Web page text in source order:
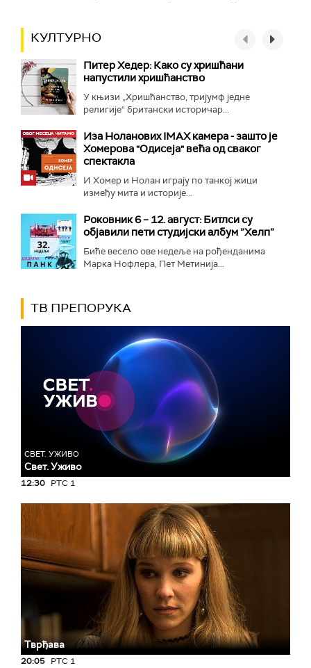
КУЛТУРНО
Питер Хедер: Како су хришћани
напустили хришћанство
У књизи „Хришћанство, тријумф једне
религије“ британски историчар...
Иза Ноланових IMAX камера - зашто је
Хомерова "Одисеја" већа од сваког
спектакла
И Хомер и Нолан играју по танкој жици
између мита и историје...
Роковник 6 – 12. август: Битлси су
објавили пети студијски албум ”Хелп”
Биће весело ове недеље на рођенданима
Марка Нофлера, Пет Метинија...
ТВ ПРЕПОРУКА
СВЕТ. УЖИВО
Свет. Уживо
12:30 РТС 1
Тврђава
20:05 РТС 1